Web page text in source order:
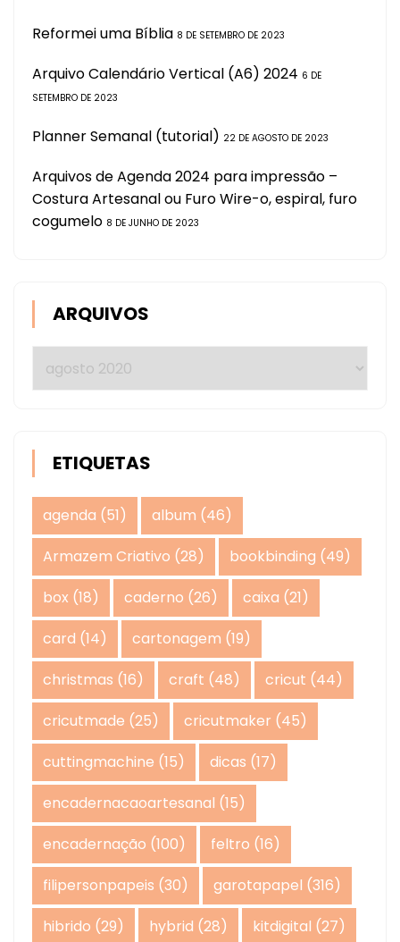
Reformei uma Bíblia 8 DE SETEMBRO DE 2023
Arquivo Calendário Vertical (A6) 2024 6 DE
SETEMBRO DE 2023
Planner Semanal (tutorial) 22 DE AGOSTO DE 2023
Arquivos de Agenda 2024 para impressão –
Costura Artesanal ou Furo Wire-o, espiral, furo
cogumelo 8 DE JUNHO DE 2023
ARQUIVOS
ETIQUETAS
agenda (51) album (46)
Armazem Criativo (28) bookbinding (49)
box (18) caderno (26) caixa (21)
card (14) cartonagem (19)
christmas (16) craft (48) cricut (44)
cricutmade (25) cricutmaker (45)
cuttingmachine (15) dicas (17)
encadernacaoartesanal (15)
encadernação (100) feltro (16)
filipersonpapeis (30) garotapapel (316)
hibrido (29) hybrid (28) kitdigital (27)